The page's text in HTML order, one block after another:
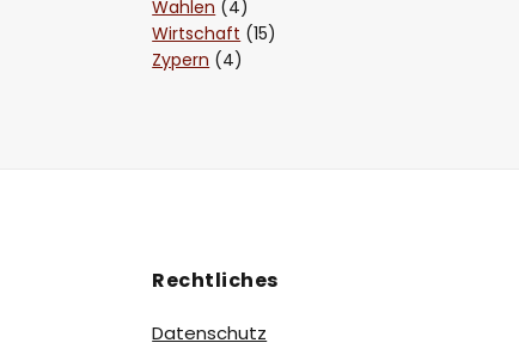
Wahlen (4)
Wirtschaft (15)
Zypern (4)
Rechtliches
Datenschutz